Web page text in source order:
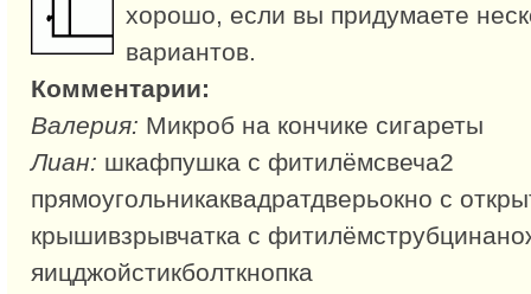
хорошо, если вы придумаете
вариантов.
Комментарии:
Валерия: Микроб на кончике сигареты
Лиан: шкафпушка с фитилёмсвеча2
прямоугольникаквадратдверьокно с
крышивзрывчатка с
яицджойстикболткнопка